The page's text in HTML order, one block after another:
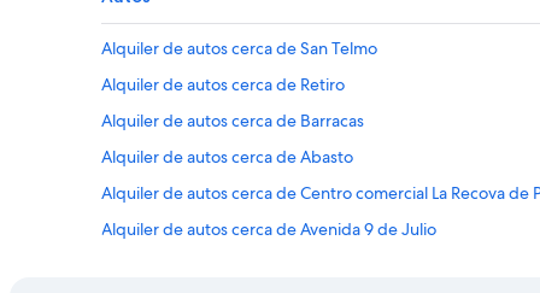
Alquiler de autos cerca de San Telmo
Alquiler de autos cerca de Retiro
Alquiler de autos cerca de Barracas
Alquiler de autos cerca de Abasto
Alquiler de autos cerca de Centro comercial La Recova de
Alquiler de autos cerca de Avenida 9 de Julio